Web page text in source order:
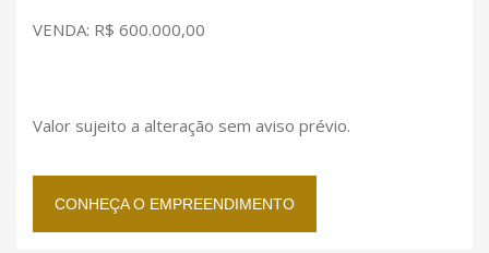
VENDA: R$ 600.000,00
Valor sujeito a alteração sem aviso prévio.
CONHEÇA O EMPREENDIMENTO